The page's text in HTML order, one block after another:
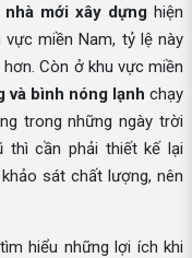
nhà mới xây dựng hiện
miền Nam, tỷ lệ này
Còn ở khu vực miền
và bình nóng lạnh chạy
trong những ngày trời
thì cần phải thiết kế lại
sát chất lượng, nên
hiểu những lợi ích khi